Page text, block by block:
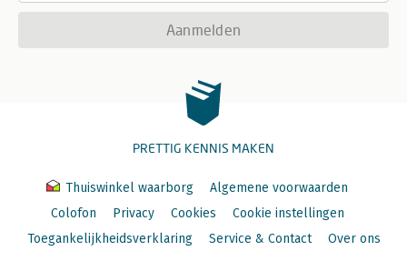
Aanmelden
PRETTIG KENNIS MAKEN
Thuiswinkel waarborg
Algemene voorwaarden
Colofon
Privacy Cookies
Cookie instellingen
Toegankelijkheidsverklaring
Service & Contact Over ons